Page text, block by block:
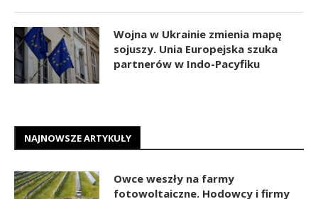
Wojna w Ukrainie zmienia mapę
sojuszy. Unia Europejska szuka
partnerów w Indo-Pacyfiku
NAJNOWSZE ARTYKUŁY
Owce weszły na farmy
fotowoltaiczne. Hodowcy i firmy